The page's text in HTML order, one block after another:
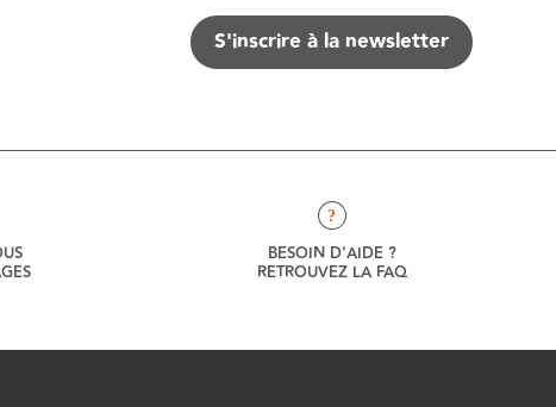
S'inscrire à la newsletter
?
BESOIN D'AIDE ?
RETROUVEZ LA FAQ